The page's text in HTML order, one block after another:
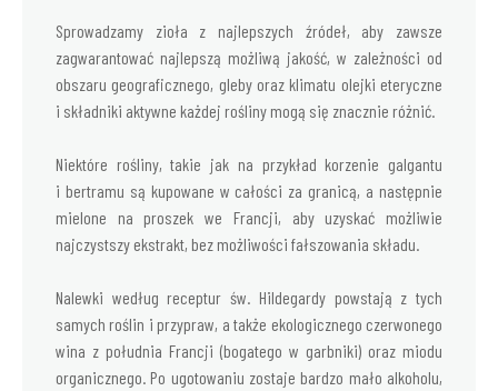
Sprowadzamy zioła z najlepszych źródeł, aby zawsze
zagwarantować najlepszą możliwą jakość, w zależności od
obszaru geograficznego, gleby oraz klimatu olejki eteryczne
i składniki aktywne każdej rośliny mogą się znacznie różnić.
Niektóre rośliny, takie jak na przykład korzenie galgantu
i bertramu są kupowane w całości za granicą, a następnie
mielone na proszek we Francji, aby uzyskać możliwie
najczystszy ekstrakt, bez możliwości fałszowania składu.
Nalewki według receptur św. Hildegardy powstają z tych
samych roślin i przypraw, a także ekologicznego czerwonego
wina z południa Francji (bogatego w garbniki) oraz miodu
organicznego. Po ugotowaniu zostaje bardzo mało alkoholu,